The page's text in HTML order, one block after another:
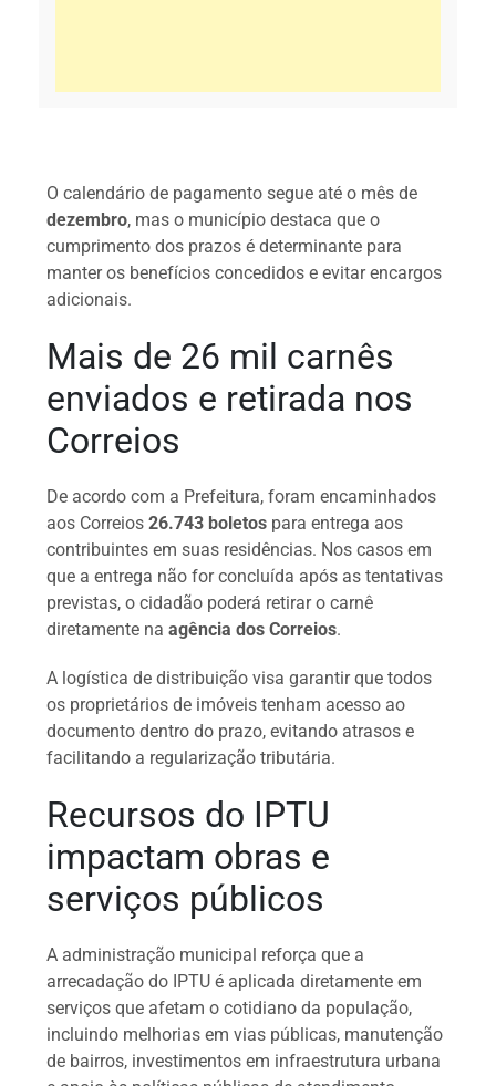
O calendário de pagamento segue até o mês de
dezembro, mas o município destaca que o
cumprimento dos prazos é determinante para
manter os benefícios concedidos e evitar encargos
adicionais.
Mais de 26 mil carnês
enviados e retirada nos
Correios
De acordo com a Prefeitura, foram encaminhados
aos Correios26.743 boletos para entrega aos
contribuintes em suas residências. Nos casos em
que a entrega não for concluída após as tentativas
previstas, o cidadão poderá retirar o carnê
diretamente naagência dos Correios.
A logística de distribuição visa garantir que todos
os proprietários de imóveis tenham acesso ao
documento dentro do prazo, evitando atrasos e
facilitando a regularização tributária.
Recursos do IPTU
impactam obras e
serviços públicos
A administração municipal reforça que a
arrecadação do IPTU é aplicada diretamente em
serviços que afetam o cotidiano da população,
incluindo melhorias em vias públicas, manutenção
de bairros, investimentos em infraestrutura urbana